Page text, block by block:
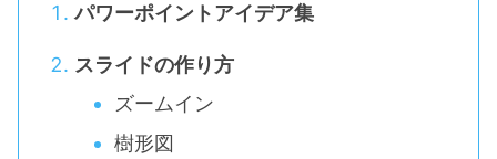
パワーポイントアイデア集
スライドの作り方
ズームイン
樹形図